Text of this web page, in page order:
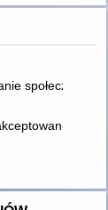
autyzmu
społeczne